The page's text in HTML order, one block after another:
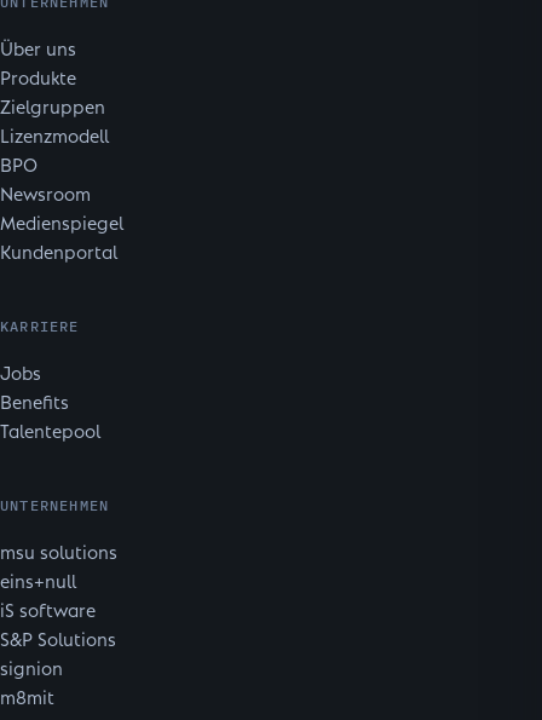
Über uns
Produkte
Zielgruppen
Lizenzmodell
BPO
Newsroom
Medienspiegel
Kundenportal
KARRIERE
Jobs
Benefits
Talentepool
UNTERNEHMEN
msu solutions
eins+null
iS software
S&P Solutions
signion
m8mit